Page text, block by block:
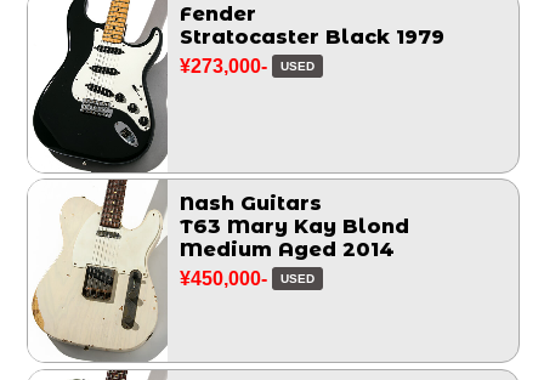
Fender
Stratocaster Black 1979
¥273,000- USED
Nash Guitars
T63 Mary Kay Blond
Medium Aged 2014
¥450,000- USED